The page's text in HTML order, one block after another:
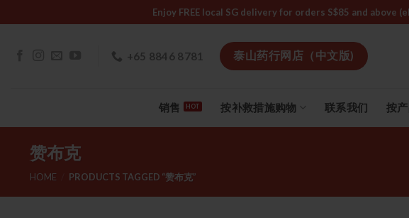
to
Enjoy FREE local SG delivery for orders S$85 and above
+65 8846 8781 泰山药行网店（中文版)
销售 按补救措施购物 联系我们 按
赞布克
HOME PRODUCTS TAGGED “赞布克”